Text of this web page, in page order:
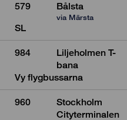
579 Bålsta
via Märsta
SL
984
Liljeholmen T-
bana
Vy flygbussarna
960
Stockholm
Cityterminalen